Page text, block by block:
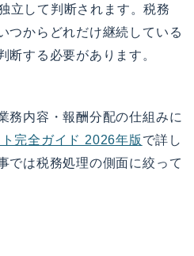
立して判断されます。税務
つからどれだけ継続している
断する必要があります。
務内容・報酬分配の仕組みに
完全ガイド 2026年版 で詳し
では税務処理の側面に絞って